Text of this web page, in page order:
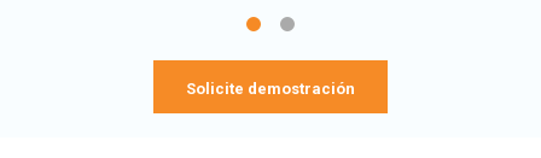
Solicite demostración